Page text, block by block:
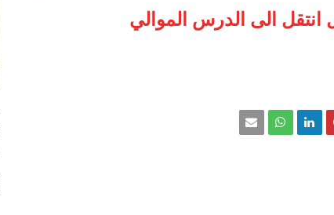
انتقل الى الدرس الموالي